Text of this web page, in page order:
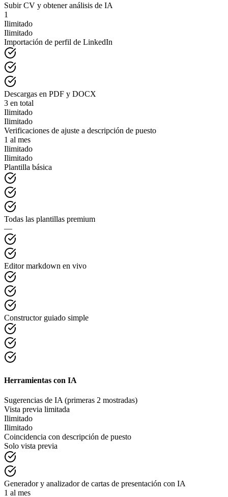
Subir CV y obtener análisis de IA
1
Ilimitado
Ilimitado
Importación de perfil de LinkedIn
Descargas en PDF y DOCX
3 en total
Ilimitado
Ilimitado
Verificaciones de ajuste a descripción de puesto
1 al mes
Ilimitado
Ilimitado
Plantilla básica
Todas las plantillas premium
—
Editor markdown en vivo
Constructor guiado simple
Herramientas con IA
Sugerencias de IA (primeras 2 mostradas)
Vista previa limitada
Ilimitado
Ilimitado
Coincidencia con descripción de puesto
Solo vista previa
Generador y analizador de cartas de presentación con IA
1 al mes